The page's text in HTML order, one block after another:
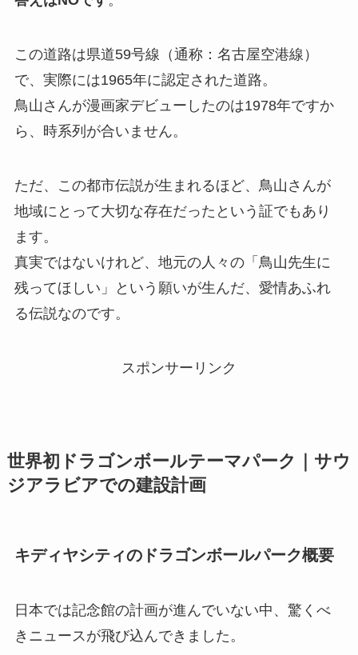
この道路は県道59号線（通称：名古屋空港線）
で、実際には1965年に認定された道路。
鳥山さんが漫画家デビューしたのは1978年ですか
ら、時系列が合いません。
ただ、この都市伝説が生まれるほど、鳥山さんが
地域にとって大切な存在だったという証でもあり
ます。
真実ではないけれど、地元の人々の「鳥山先生に
残ってほしい」という願いが生んだ、愛情あふれ
る伝説なのです。
スポンサーリンク
世界初ドラゴンボールテーマパーク｜サウ
ジアラビアでの建設計画
キディヤシティのドラゴンボールパーク概要
日本では記念館の計画が進んでいない中、驚くべ
きニュースが飛び込んできました。